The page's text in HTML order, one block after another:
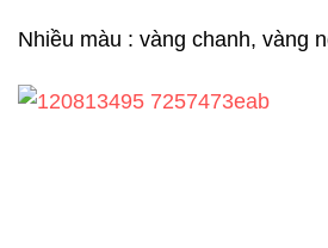
Nhiều màu : vàng chanh, vàng